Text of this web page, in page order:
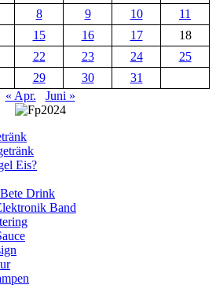
8 9 10
11
15 16 17
18
22 23 24
25
29 30
31
« Apr.
Juni »
Eis?
Drink
Band